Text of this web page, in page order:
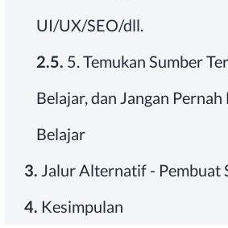
UI/UX/SEO/dll.
2.5. 5. Temukan Sumber
Belajar, dan Jangan
Belajar
3. Jalur Alternatif - Pembuat
4. Kesimpulan